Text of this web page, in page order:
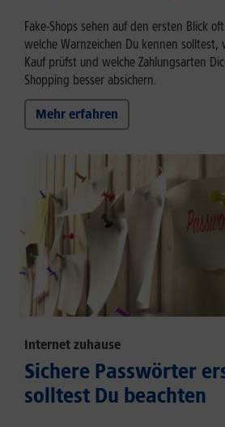
Fake-Shops sehen auf den ersten Blick
welche Warnzeichen Du kennen solltest,
Kauf prüfst und welche Zahlungsarten
Shopping besser absichern.
Mehr erfahren
Internet zuhause
Sichere Passwörter
solltest Du beachten